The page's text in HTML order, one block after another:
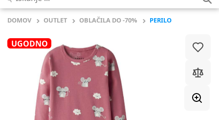
DOMOV OUTLET OBLAČILA DO -70% PERILO
UGODNO